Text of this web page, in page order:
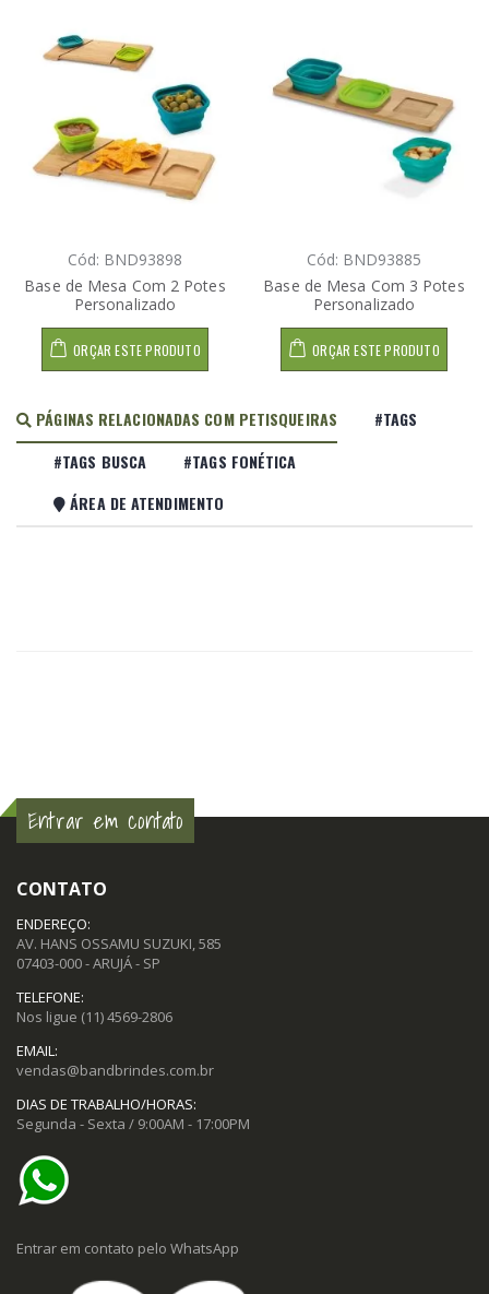
Cód: BND93898
Base de Mesa Com 2 Potes
Personalizado
ORÇAR ESTE PRODUTO
Cód: BND93885
Base de Mesa Com 3 Potes
Personalizado
ORÇAR ESTE PRODUTO
PÁGINAS RELACIONADAS COM PETISQUEIRAS
#TAGS
#TAGS BUSCA
#TAGS FONÉTICA
ÁREA DE ATENDIMENTO
Entrar em contato
CONTATO
ENDEREÇO:
AV. HANS OSSAMU SUZUKI, 585
07403-000 - ARUJÁ - SP
TELEFONE:
Nos ligue (11) 4569-2806
EMAIL:
vendas@bandbrindes.com.br
DIAS DE TRABALHO/HORAS:
Segunda - Sexta / 9:00AM - 17:00PM
Entrar em contato pelo WhatsApp